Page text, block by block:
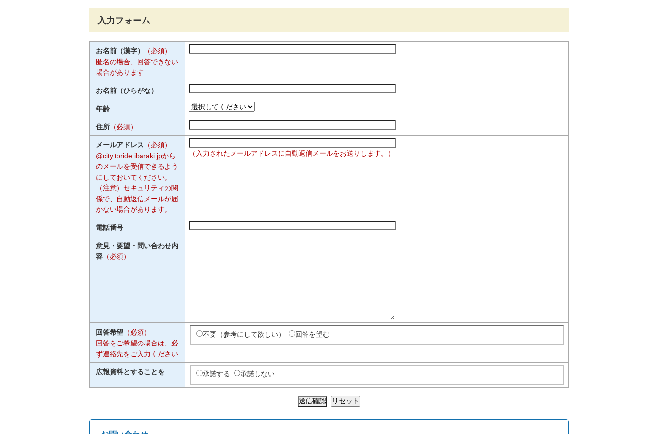
入力フォーム
お名前（漢字）
（必須）
匿名の場合、回答できない
場合があります
お名前（ひらがな）
年齢
住所 （必須）
メールアドレス （必須）
@city.toride.ibaraki.jpから
のメールを受信できるよう
にしておいてください。
（注意）セキュリティの関
係で、自動返信メールが届
かない場合があります。
（入力されたメールアドレスに自動返信メールをお送りします。）
電話番号
意見・要望・問い合わせ内
容 （必須）
回答希望 （必須）
回答をご希望の場合は、必
ず連絡先をご入力ください
不要（参考にして欲しい） 回答を望む
広報資料とすることを 承諾する 承諾しない